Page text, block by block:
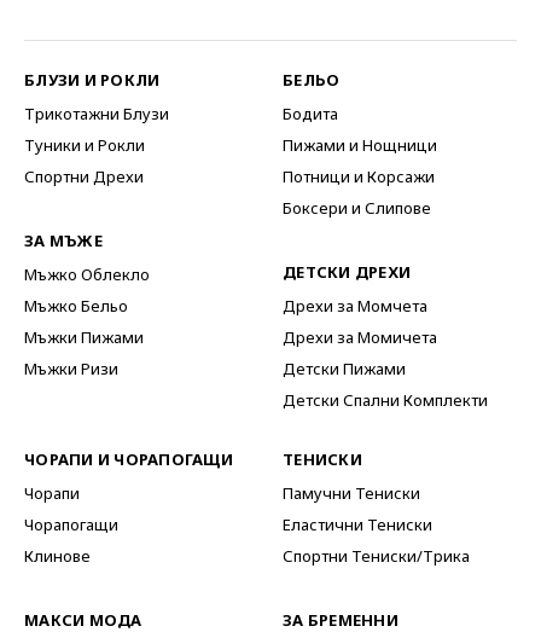
БЛУЗИ И РОКЛИ
Трикотажни Блузи
Туники и Рокли
Спортни Дрехи
ЗА МЪЖЕ
Мъжко Облекло
Мъжко Бельо
Мъжки Пижами
Мъжки Ризи
БЕЛЬО
Бодита
Пижами и Нощници
Потници и Корсажи
Боксери и Слипове
ДЕТСКИ ДРЕХИ
Дрехи за Момчета
Дрехи за Момичета
Детски Пижами
Детски Спални Комплекти
ЧОРАПИ И ЧОРАПОГАЩИ
Чорапи
Чорапогащи
Клинове
МАКСИ МОДА
ТЕНИСКИ
Памучни Тениски
Еластични Тениски
Спортни Тениски/Трика
ЗА БРЕМЕННИ